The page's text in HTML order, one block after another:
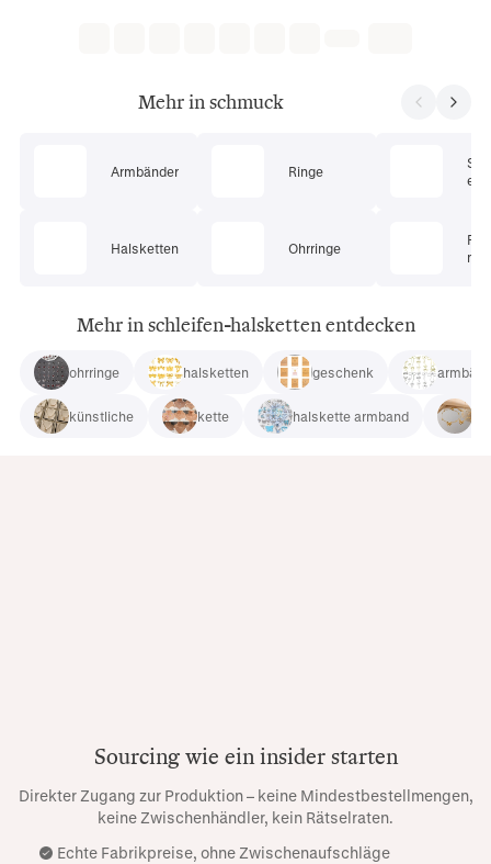
Mehr in schmuck
Armbänder
Halsketten
Ringe
Ohrringe
ets
Mehr in schleifen-halsketten entdecken
ohrringe halsketten geschenk
künstliche kette halskette armband
Sourcing wie ein insider starten
Direkter Zugang zur Produktion – keine Mindestbestellmengen,
keine Zwischenhändler, kein Rätselraten.
Echte Fabrikpreise, ohne Zwischenaufschläge